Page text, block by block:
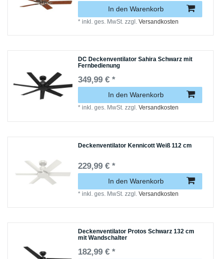
In den Warenkorb
*inkl. ges. MwSt. zzgl.Versandkosten
DC Deckenventilator Sahira Schwarz mit
Fernbedienung
349,99 € *
In den Warenkorb
*inkl. ges. MwSt. zzgl.Versandkosten
Deckenventilator Kennicott Weiß 112 cm
229,99 € *
In den Warenkorb
*inkl. ges. MwSt. zzgl.Versandkosten
Deckenventilator Protos Schwarz 132 cm
mit Wandschalter
182,99 € *